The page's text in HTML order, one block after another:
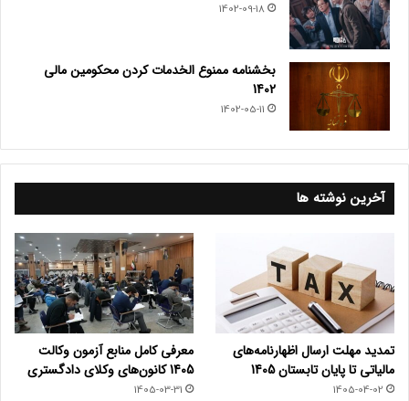
1402-09-18
بخشنامه ممنوع الخدمات کردن محکومین مالی
1402
1402-05-11
آخرین نوشته ها
تمدید مهلت ارسال اظهارنامه‌های
مالیاتی تا پایان تابستان 1405
1405-04-02
معرفی کامل منابع آزمون وکالت
1405 کانون‌های وکلای دادگستری
1405-03-31